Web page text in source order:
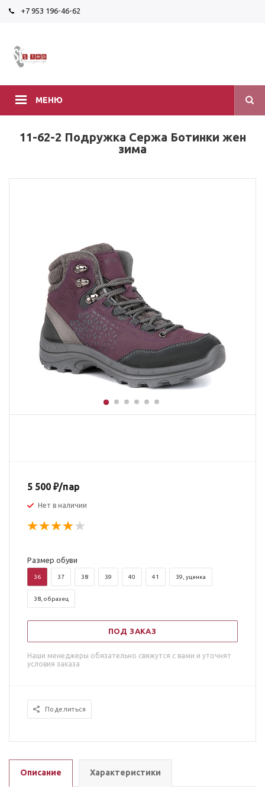
+7 953 196-46-62
МЕНЮ
11-62-2 Подружка Сержа Ботинки жен
зима
5 500 ₽/пар
Нет в наличии
Размер обуви
36 37 38 39 40 41 39, уценка
38, образец
ПОД ЗАКАЗ
Наши менеджеры обязательно свяжутся с вами и уточнят
условия заказа
Поделиться
Описание Характеристики